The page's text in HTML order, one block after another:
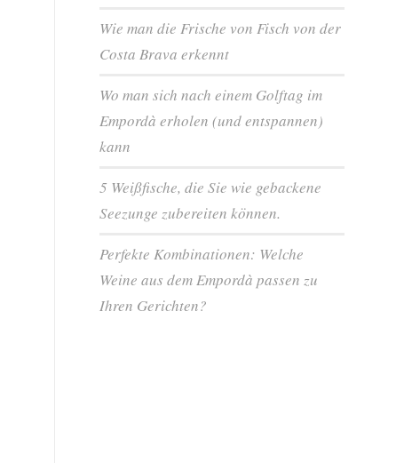
Wie man die Frische von Fisch von der
Costa Brava erkennt
Wo man sich nach einem Golftag im
Empordà erholen (und entspannen)
kann
5 Weißfische, die Sie wie gebackene
Seezunge zubereiten können.
Perfekte Kombinationen: Welche
Weine aus dem Empordà passen zu
Ihren Gerichten?